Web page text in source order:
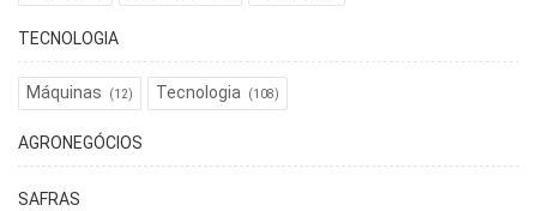
TECNOLOGIA
Máquinas (12) Tecnologia (108)
AGRONEGÓCIOS
SAFRAS